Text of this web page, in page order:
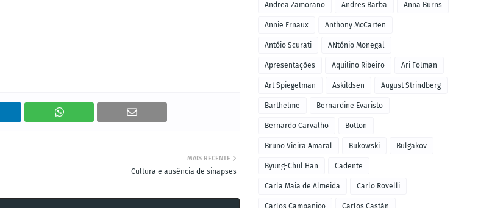
MAIS RECENTE
Cultura e ausência de sinapses
Andrea Zamorano Andres Barba Anna Burns
Annie Ernaux Anthony McCarten
Antóio Scurati ANtónio Monegal
Apresentações Aquilino Ribeiro Ari Folman
Art Spiegelman Askildsen August Strindberg
Barthelme Bernardine Evaristo
Bernardo Carvalho Botton
Bruno Vieira Amaral Bukowski Bulgakov
Byung-Chul Han Cadente
Carla Maia de Almeida Carlo Rovelli
Carlos Campaniço Carlos Castán